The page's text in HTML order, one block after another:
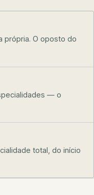
própria. O oposto do
— o
total, do início